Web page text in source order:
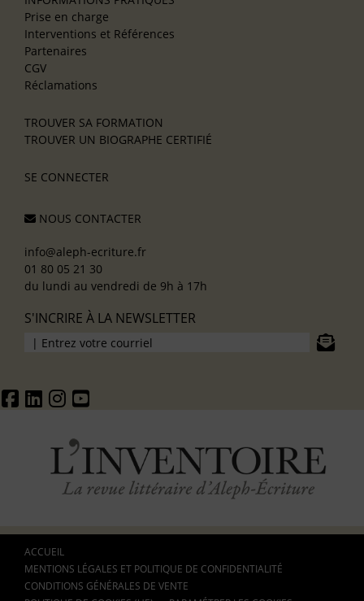
Prise en charge
Interventions et Références
Partenaires
CGV
Réclamations
TROUVER SA FORMATION
TROUVER UN BIOGRAPHE CERTIFIÉ
SE CONNECTER
NOUS CONTACTER
info@aleph-ecriture.fr
01 80 05 21 30
du lundi au vendredi de 9h à 17h
S'INCRIRE À LA NEWSLETTER
ACCUEIL
MENTIONS LÉGALES ET POLITIQUE DE CONFIDENTIALITÉ
CONDITIONS GÉNÉRALES DE VENTE